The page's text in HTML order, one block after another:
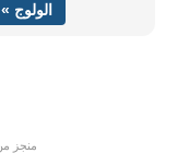
الولوج »
منجز من